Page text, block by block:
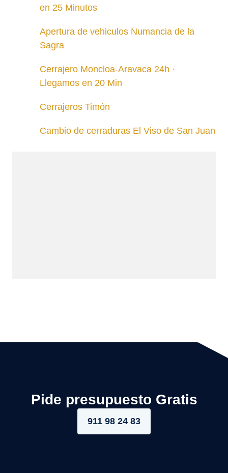
en 25 Minutos
Apertura de vehiculos Numancia de la
Sagra
Cerrajero Moncloa-Aravaca 24h ·
Llegamos en 20 Min
Cerrajeros Timón
Cambio de cerraduras El Viso de San Juan
Pide presupuesto Gratis
911 98 24 83